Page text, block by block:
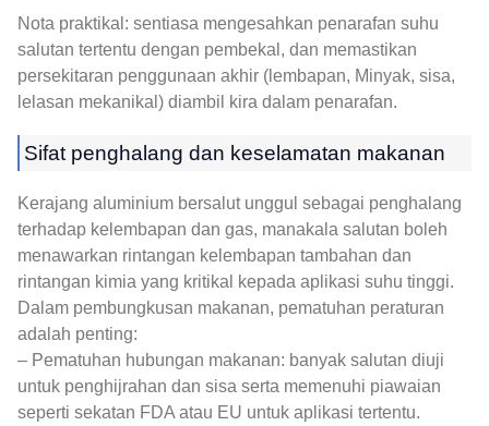
Nota praktikal: sentiasa mengesahkan penarafan suhu
salutan tertentu dengan pembekal, dan memastikan
persekitaran penggunaan akhir (lembapan, Minyak, sisa,
lelasan mekanikal) diambil kira dalam penarafan.
Sifat penghalang dan keselamatan makanan
Kerajang aluminium bersalut unggul sebagai penghalang
terhadap kelembapan dan gas, manakala salutan boleh
menawarkan rintangan kelembapan tambahan dan
rintangan kimia yang kritikal kepada aplikasi suhu tinggi.
Dalam pembungkusan makanan, pematuhan peraturan
adalah penting:
– Pematuhan hubungan makanan: banyak salutan diuji
untuk penghijrahan dan sisa serta memenuhi piawaian
seperti sekatan FDA atau EU untuk aplikasi tertentu.